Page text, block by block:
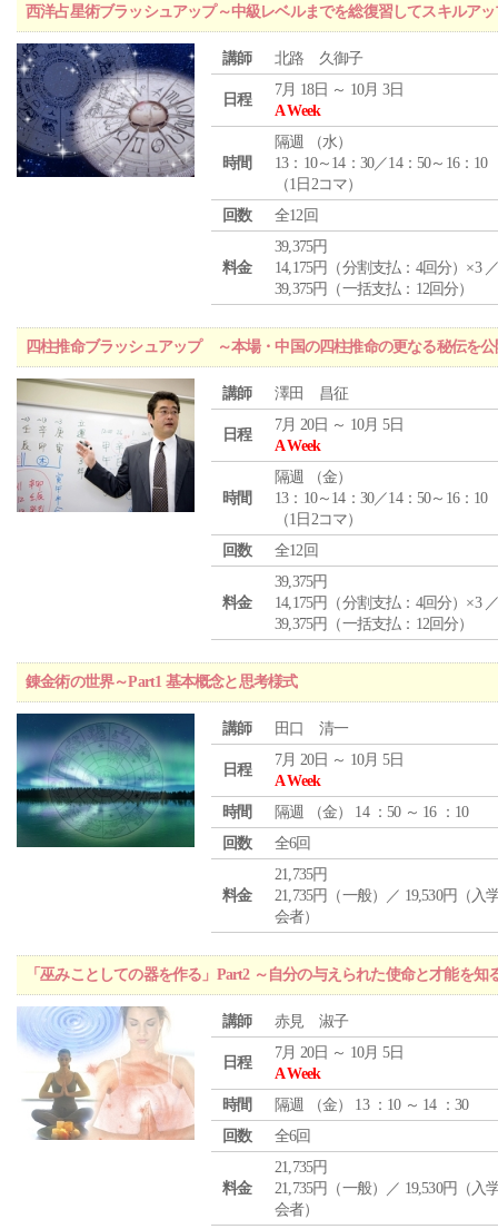
西洋占星術ブラッシュアップ～中級レベルまでを総復習してスキルア
講師 北路 久御子
日程
7月 18日 ～ 10月 3日
A Week
時間
隔週 （水）
13：10～14：30／14：50～16：10
（1日2コマ）
回数
全12回
料金
39,375円
14,175円（分割支払：4回分）×3
39,375円（一括支払：12回分）
四柱推命ブラッシュアップ ～本場・中国の四柱推命の更なる秘伝を
講師 澤田 昌征
日程
7月 20日 ～ 10月 5日
A Week
時間
隔週 （金）
13：10～14：30／14：50～16：10
（1日2コマ）
回数
全12回
料金
39,375円
14,175円（分割支払：4回分）×3
39,375円（一括支払：12回分）
錬金術の世界～Part1 基本概念と思考様式
講師 田口 清一
日程
7月 20日 ～ 10月 5日
A Week
時間
隔週 （金） 14 ：50 ～ 16 ：10
回数
全6回
料金
21,735円
21,735円（一般）／ 19,530円（入
会者）
「巫みことしての器を作る」Part2 ～自分の与えられた使命と才能を知
講師 赤見 淑子
日程
7月 20日 ～ 10月 5日
A Week
時間
隔週 （金） 13 ：10 ～ 14 ：30
回数
全6回
料金
21,735円
21,735円（一般）／ 19,530円（入
会者）